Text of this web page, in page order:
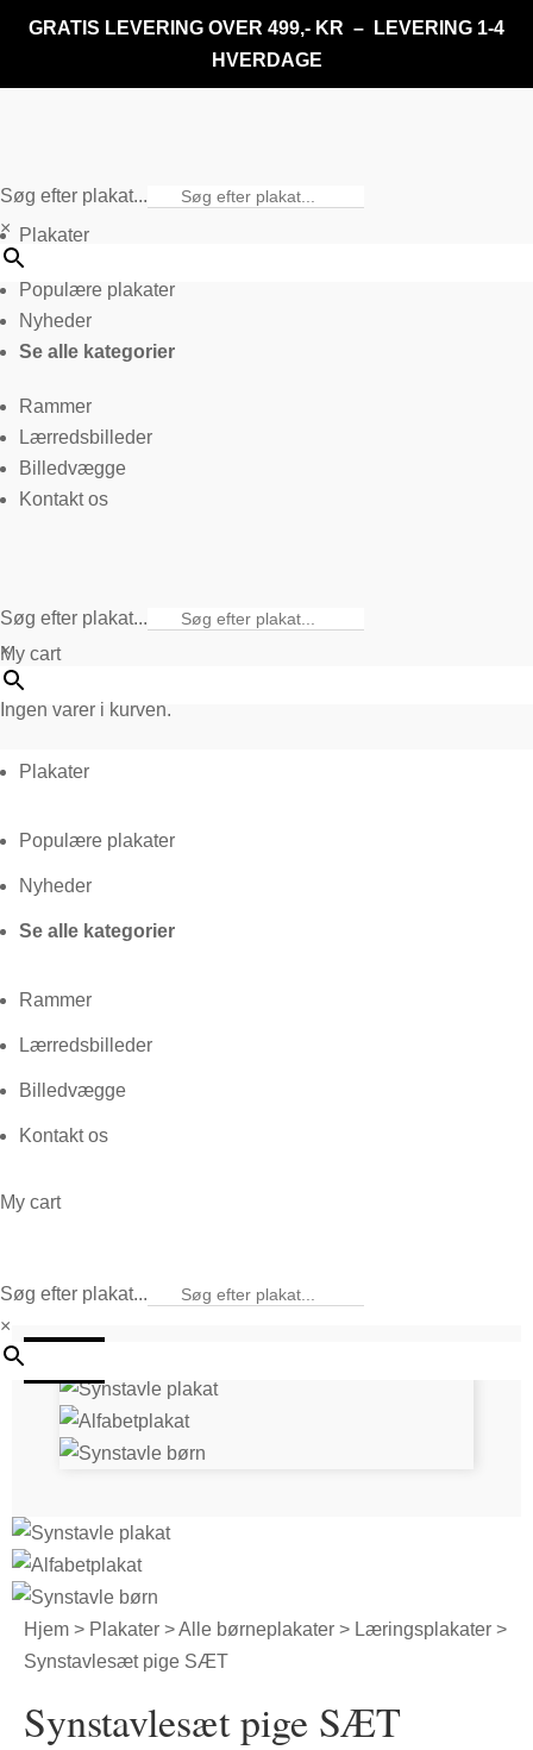
GRATIS LEVERING OVER 499,- KR – LEVERING 1-4
HVERDAGE
Søg efter plakat...
× Plakater
Populære plakater
Nyheder
Se alle kategorier
Rammer
Lærredsbilleder
Billedvægge
Kontakt os
Søg efter plakat...
×
My cart
Ingen varer i kurven.
Plakater
Populære plakater
Nyheder
Se alle kategorier
Rammer
Lærredsbilleder
Billedvægge
Kontakt os
My cart
Søg efter plakat...
×
Hjem > Plakater >Alle børneplakater > Læringsplakater >
Synstavlesæt pige SÆT
Synstavlesæt pige SÆT